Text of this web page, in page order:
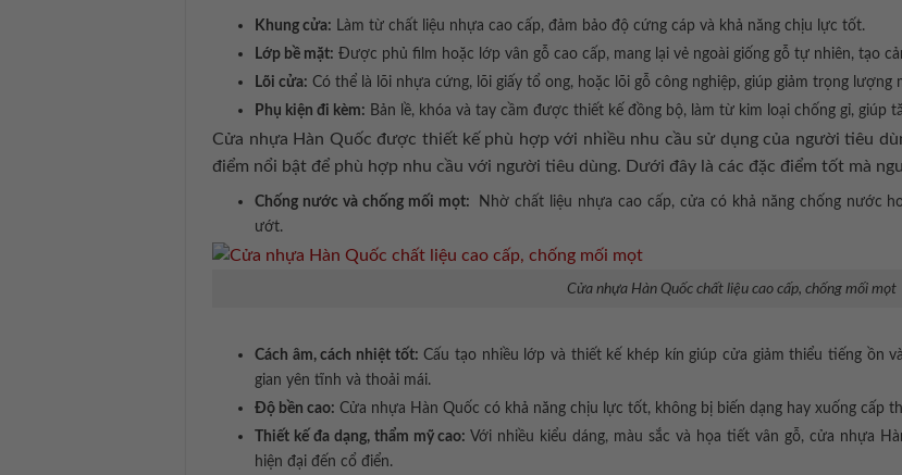
Khung cửa: Làm từ chất liệu nhựa cao cấp, đảm bảo độ cứng cáp và khả năng chịu lực tốt.
Lớp bề mặt: Được phủ film hoặc lớp vân gỗ cao cấp, mang lại vẻ ngoài giống gỗ tự nhiên, tạo
Lõi cửa: Có thể là lõi nhựa cứng, lõi giấy tổ ong, hoặc lõi gỗ công nghiệp, giúp giảm trọng
Phụ kiện đi kèm: Bản lề, khóa và tay cầm được thiết kế đồng bộ, làm từ kim loại chống gỉ, giúp
Cửa nhựa Hàn Quốc được thiết kế phù hợp với nhiều nhu cầu sử dụng của người tiêu
điểm nổi bật để phù hợp nhu cầu với người tiêu dùng. Dưới đây là các đặc điểm tốt mà
Chống nước và chống mối mọt:
Nhờ chất liệu nhựa cao cấp, cửa có khả năng chống nước
ướt.
Cửa nhựa Hàn Quốc chất liệu cao cấp, chống mối mọt
Cách âm, cách nhiệt tốt: Cấu tạo nhiều lớp và thiết kế khép kín giúp cửa giảm thiểu tiếng ồn
gian yên tĩnh và thoải mái.
Độ bền cao: Cửa nhựa Hàn Quốc có khả năng chịu lực tốt, không bị biến dạng hay xuống cấp
Thiết kế đa dạng, thẩm mỹ cao: Với nhiều kiểu dáng, màu sắc và họa tiết vân gỗ, cửa nhựa
hiện đại đến cổ điển.